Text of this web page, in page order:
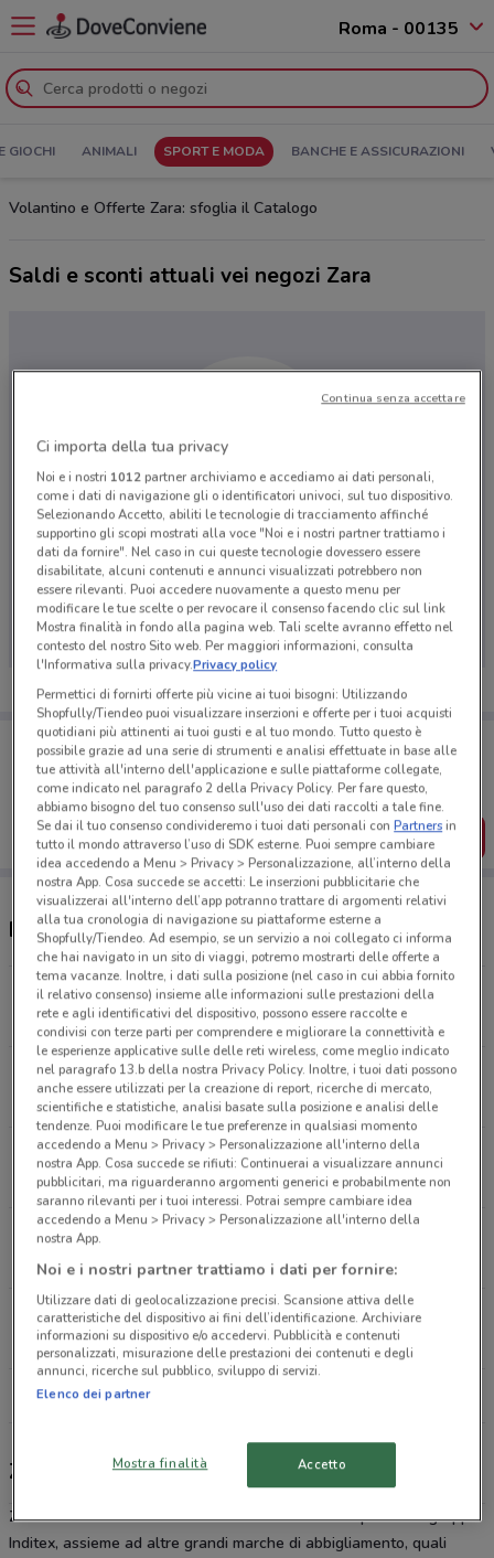
Roma - 00135
GIOCHI ANIMALI SPORT E MODA BANCHE E ASSICURAZIONI
Volantino e Offerte Zara: sfoglia il Catalogo
Saldi e sconti attuali vei negozi Zara
Ci dispiace, al momento non abbiamo pubblicato
volantini nella tua zona. Riprova più tardi.
Porta DoveConviene sempre con te!
Puoi trovare le migliori offerte dei negozi vicino a te,
salvarle e creare la tua lista del risparmio, comodamente
dal tuo cellulare.
SCARICA L’APP
Negozi e orari Zara
Via del Corso, 129/135 Roma
4.5 km
Via del Corso Roma
4.5 km
VIA APPIA, 52-56 Roma
7.1 km
Via Schiavonetti, 426 Roma
16.5 km
VIA SCHIAVONETTI, 426 Roma
17 km
Zara - collezione, saldi, catalogo e negozi
Zaraè una catena dimodainternazionale che fa parte del gruppo
Inditex, assieme ad altre grandi marche di abbigliamento, quali
Ci importa della tua privacy
Noi e i nostri 1012partner archiviamo e accediamo ai dati personali,
come i dati di navigazione gli o identificatori univoci, sul tuo dispositivo.
Selezionando Accetto, abiliti le tecnologie di tracciamento affinché
supportino gli scopi mostrati alla voce "Noi e i nostri partner trattiamo i
dati da fornire". Nel caso in cui queste tecnologie dovessero essere
disabilitate, alcuni contenuti e annunci visualizzati potrebbero non
essere rilevanti. Puoi accedere nuovamente a questo menu per
modificare le tue scelte o per revocare il consenso facendo clic sul link
Mostra finalità in fondo alla pagina web. Tali scelte avranno effetto nel
contesto del nostro Sito web. Per maggiori informazioni, consulta
l'Informativa sulla privacy.Privacy policy
Permettici di fornirti offerte più vicine ai tuoi bisogni: Utilizzando
Shopfully/Tiendeo puoi visualizzare inserzioni e offerte per i tuoi acquisti
quotidiani più attinenti ai tuoi gusti e al tuo mondo. Tutto questo è
possibile grazie ad una serie di strumenti e analisi effettuate in base alle
tue attività all'interno dell'applicazione e sulle piattaforme collegate,
come indicato nel paragrafo 2 della Privacy Policy. Per fare questo,
abbiamo bisogno del tuo consenso sull'uso dei dati raccolti a tale fine.
Se dai il tuo consenso condivideremo i tuoi dati personali conPartnersin
tutto il mondo attraverso l’uso di SDK esterne. Puoi sempre cambiare
idea accedendo a Menu > Privacy > Personalizzazione, all’interno della
nostra App. Cosa succede se accetti: Le inserzioni pubblicitarie che
visualizzerai all'interno dell’app potranno trattare di argomenti relativi
alla tua cronologia di navigazione su piattaforme esterne a
Shopfully/Tiendeo. Ad esempio, se un servizio a noi collegato ci informa
che hai navigato in un sito di viaggi, potremo mostrarti delle offerte a
tema vacanze. Inoltre, i dati sulla posizione (nel caso in cui abbia fornito
il relativo consenso) insieme alle informazioni sulle prestazioni della
rete e agli identificativi del dispositivo, possono essere raccolte e
condivisi con terze parti per comprendere e migliorare la connettività e
le esperienze applicative sulle delle reti wireless, come meglio indicato
nel paragrafo 13.b della nostra Privacy Policy. Inoltre, i tuoi dati possono
anche essere utilizzati per la creazione di report, ricerche di mercato,
scientifiche e statistiche, analisi basate sulla posizione e analisi delle
tendenze. Puoi modificare le tue preferenze in qualsiasi momento
accedendo a Menu > Privacy > Personalizzazione all'interno della
nostra App. Cosa succede se rifiuti: Continuerai a visualizzare annunci
pubblicitari, ma riguarderanno argomenti generici e probabilmente non
saranno rilevanti per i tuoi interessi. Potrai sempre cambiare idea
accedendo a Menu > Privacy > Personalizzazione all'interno della
nostra App.
Noi e i nostri partner trattiamo i dati per fornire:
Utilizzare dati di geolocalizzazione precisi. Scansione attiva delle
caratteristiche del dispositivo ai fini dell’identificazione. Archiviare
informazioni su dispositivo e/o accedervi. Pubblicità e contenuti
personalizzati, misurazione delle prestazioni dei contenuti e degli
annunci, ricerche sul pubblico, sviluppo di servizi.
Elenco dei partner
Mostra finalità Accetto
Continua senza accettare